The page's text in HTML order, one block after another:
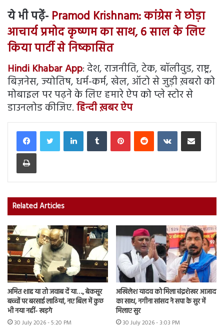
ये भी पढ़ें- Pramod Krishnam: कांग्रेस ने छोड़ा
आचार्य प्रमोद कृष्णम का साथ, 6 साल के लिए
किया पार्टी से निष्कासित
Hindi Khabar App: देश, राजनीति, टेक, बॉलीवुड, राष्ट्र,
बिज़नेस, ज्योतिष, धर्म-कर्म, खेल, ऑटो से जुड़ी ख़बरो को
मोबाइल पर पढ़ने के लिए हमारे ऐप को प्ले स्टोर से
डाउनलोड कीजिए.हिन्दी ख़बर ऐप
LinkedInTumblr PinterestReddit VKontakteShare via Email
Print
Related Articles
अमित शाह या तो जवाब दें या…., बेकसूर
बच्चों पर बरसाई लाठियां, नए बिल में कुछ
भी नया नहीं- खड़गे
30 July 2026 - 5:20 PM
अखिलेश यादव को मिला चंद्रशेखर आजाद
का साथ, नगीना सांसद ने सपा के सुर में
मिलाए सुर
30 July 2026 - 3:03 PM